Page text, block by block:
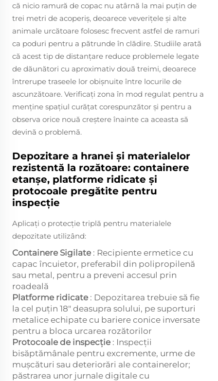
că nicio ramură de copac nu atârnă la mai puțin de
trei metri de acoperiș, deoarece veverițele și alte
animale urcătoare folosesc frecvent astfel de ramuri
ca poduri pentru a pătrunde în clădire. Studiile arată
că acest tip de distanțare reduce problemele legate
de dăunători cu aproximativ două treimi, deoarece
întrerupe traseele lor obișnuite între locurile de
ascunzătoare. Verificați zona în mod regulat pentru a
menține spațiul curățat corespunzător și pentru a
observa orice nouă creștere înainte ca aceasta să
devină o problemă.
Depozitare a hranei și materialelor
rezistentă la rozătoare: containere
etanșe, platforme ridicate și
protocoale pregătite pentru
inspecție
Aplicați o protecție triplă pentru materialele
depozitate utilizând:
Containere Sigilate : Recipiente ermetice cu
capac încuietor, preferabil din polipropilenă
sau metal, pentru a preveni accesul prin
roadeală
Platforme ridicate : Depozitarea trebuie să fie
la cel puțin 18" deasupra solului, pe suporturi
metalice echipate cu bariere conice inversate
pentru a bloca urcarea rozătorilor
Protocoale de inspecție : Inspecții
bisăptămânale pentru excremente, urme de
mușcături sau deteriorări ale containerelor;
păstrarea unor jurnale digitale cu